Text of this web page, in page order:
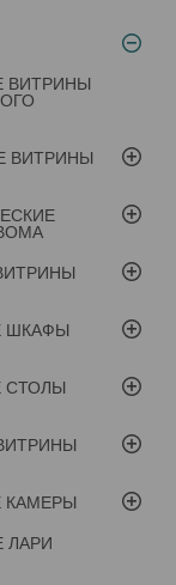
ВИТРИНЫ
ВИТРИНЫ
ШКАФЫ
СТОЛЫ
КАМЕРЫ
ЛАРИ